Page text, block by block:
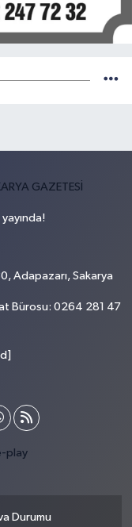
Adapazarı, Sakarya
Bürosu: 0264 281 47
Durumu